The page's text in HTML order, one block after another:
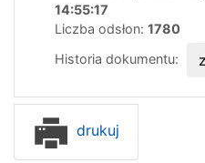
14:55:17
Liczba odsłon: 1780
Historia dokumentu:
drukuj